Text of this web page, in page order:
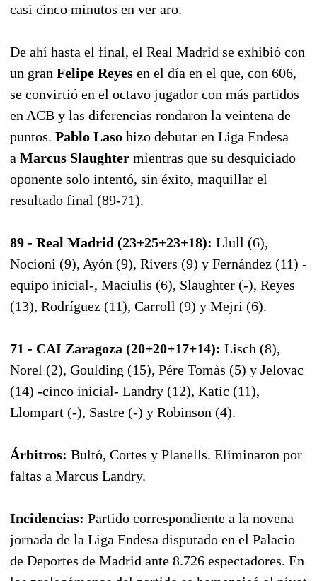
casi cinco minutos en ver aro.
De ahí hasta el final, el Real Madrid se exhibió con
un gran Felipe Reyes en el día en el que, con 606,
se convirtió en el octavo jugador con más partidos
en ACB y las diferencias rondaron la veintena de
puntos. Pablo Laso hizo debutar en Liga Endesa
a Marcus Slaughter mientras que su desquiciado
oponente solo intentó, sin éxito, maquillar el
resultado final (89-71).
89 - Real Madrid (23+25+23+18): Llull (6),
Nocioni (9), Ayón (9), Rivers (9) y Fernández (11) -
equipo inicial-, Maciulis (6), Slaughter (-), Reyes
(13), Rodríguez (11), Carroll (9) y Mejri (6).
71 - CAI Zaragoza (20+20+17+14): Lisch (8),
Norel (2), Goulding (15), Pére Tomàs (5) y Jelovac
(14) -cinco inicial- Landry (12), Katic (11),
Llompart (-), Sastre (-) y Robinson (4).
Árbitros: Bultó, Cortes y Planells. Eliminaron por
faltas a Marcus Landry.
Incidencias: Partido correspondiente a la novena
jornada de la Liga Endesa disputado en el Palacio
de Deportes de Madrid ante 8.726 espectadores. En